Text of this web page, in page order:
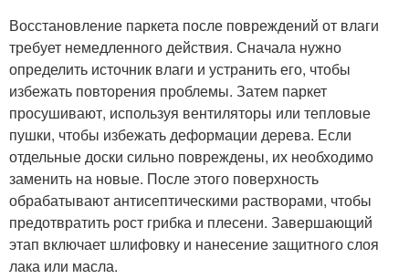
Восстановление паркета после повреждений от влаги
требует немедленного действия. Сначала нужно
определить источник влаги и устранить его, чтобы
избежать повторения проблемы. Затем паркет
просушивают, используя вентиляторы или тепловые
пушки, чтобы избежать деформации дерева. Если
отдельные доски сильно повреждены, их необходимо
заменить на новые. После этого поверхность
обрабатывают антисептическими растворами, чтобы
предотвратить рост грибка и плесени. Завершающий
этап включает шлифовку и нанесение защитного слоя
лака или масла.